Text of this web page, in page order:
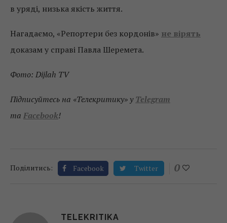
в уряді, низька якість життя.
Нагадаємо, «Репортери без кордонів» не вірять
доказам у справі Павла Шеремета.
Фото: Dijlah TV
Підписуйтесь на «Телекритику» у Telegram
та Facebook!
Поділитись: Facebook Twitter 0
TELEKRITIKA